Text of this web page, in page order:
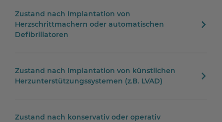
Zustand nach Implantation von
Herzschrittmachern oder automatischen
Defibrillatoren
Zustand nach Implantation von künstlichen
Herzunterstützungssystemen (z.B. LVAD)
Zustand nach konservativ oder operativ